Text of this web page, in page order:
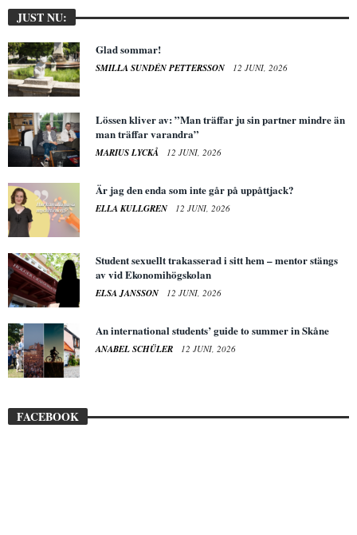
JUST NU:
Glad sommar!
SMILLA SUNDÉN PETTERSSON 12 JUNI, 2026
Lössen kliver av: ”Man träffar ju sin partner mindre än
man träffar varandra”
MARIUS LYCKÅ 12 JUNI, 2026
Är jag den enda som inte går på uppåttjack?
ELLA KULLGREN 12 JUNI, 2026
Student sexuellt trakasserad i sitt hem – mentor stängs
av vid Ekonomihögskolan
ELSA JANSSON 12 JUNI, 2026
An international students’ guide to summer in Skåne
ANABEL SCHÜLER 12 JUNI, 2026
FACEBOOK